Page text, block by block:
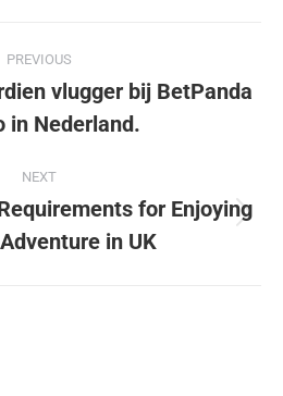
PREVIOUS
Previous
post:
vlugger bij BetPanda
in Nederland.
NEXT
post:
for Enjoying
in UK